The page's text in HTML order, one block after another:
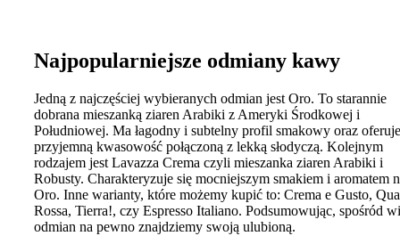
Najpopularniejsze odmiany kawy
Jedną z najczęściej wybieranych odmian jest Oro. To starannie
dobrana mieszanką ziaren Arabiki z Ameryki Środkowej i
Południowej. Ma łagodny i subtelny profil smakowy oraz oferuje
przyjemną kwasowość połączoną z lekką słodyczą. Kolejnym
rodzajem jest Lavazza Crema czyli mieszanka ziaren Arabiki i
Robusty. Charakteryzuje się mocniejszym smakiem i aromatem
Oro. Inne warianty, które możemy kupić to: Crema e Gusto,
Rossa, Tierra!, czy Espresso Italiano. Podsumowując, spośród
odmian na pewno znajdziemy swoją ulubioną.